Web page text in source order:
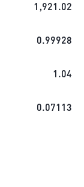
1,921.02
0.99928
1.04
0.07113